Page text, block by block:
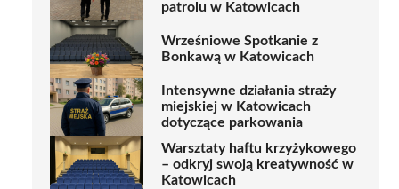
patrolu w Katowicach
Wrześniowe Spotkanie z
Bonkawą w Katowicach
Intensywne działania straży
miejskiej w Katowicach
dotyczące parkowania
Warsztaty haftu krzyżykowego
– odkryj swoją kreatywność w
Katowicach